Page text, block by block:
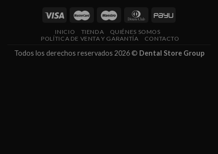
INICIO TIENDA
QUIÉNES SOMOS
POLÍTICA DE VENTA Y GARANTÍA
CONTACTO
Todos los derechos reservados 2026 © Dental Store Group